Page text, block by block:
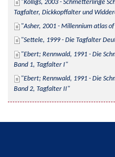
Kolligs, 2003 - Schmetterlinge
Tagfalter, Dickkopffalter und
Asher, 2001 - Millennium atlas
Settele, 1999 - Die Tagfalter
Ebert; Rennwald, 1991 - Die
Band 1, Tagfalter I
Ebert; Rennwald, 1991 - Die
Band 2, Tagfalter II